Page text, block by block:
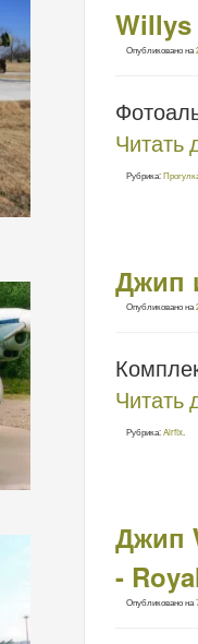
Willys
Опубликовано на
Читать
Рубрика:
Джип
Опубликовано на
Читать
Рубрика:Airfix
Джип
-
Опубликовано на